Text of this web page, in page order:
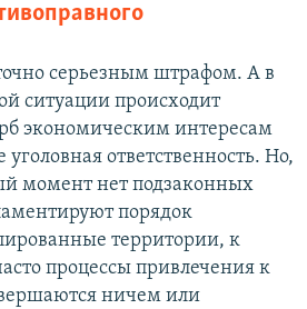
серьезным штрафом. А в
ситуации происходит
экономическим интересам
ответственность. Но,
момент нет подзаконных
порядок
территории, к
процессы привлечения к
ничем или